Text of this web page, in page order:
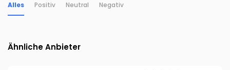
Alles Positiv Neutral Negativ
Ähnliche Anbieter